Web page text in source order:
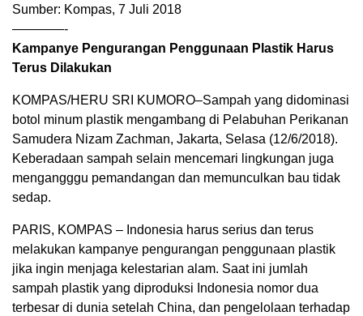
Sumber: Kompas, 7 Juli 2018
————-
Kampanye Pengurangan Penggunaan Plastik Harus
Terus Dilakukan
KOMPAS/HERU SRI KUMORO–Sampah yang didominasi
botol minum plastik mengambang di Pelabuhan Perikanan
Samudera Nizam Zachman, Jakarta, Selasa (12/6/2018).
Keberadaan sampah selain mencemari lingkungan juga
mengangggu pemandangan dan memunculkan bau tidak
sedap.
PARIS, KOMPAS – Indonesia harus serius dan terus
melakukan kampanye pengurangan penggunaan plastik
jika ingin menjaga kelestarian alam. Saat ini jumlah
sampah plastik yang diproduksi Indonesia nomor dua
terbesar di dunia setelah China, dan pengelolaan terhadap